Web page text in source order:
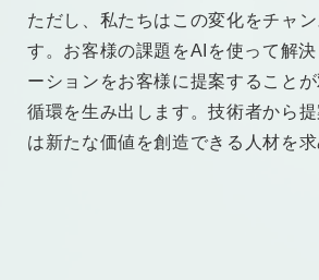
ただし、私たちはこの変化をチャ
す。お客様の課題をAIを使って解決
ーションをお客様に提案すること
循環を生み出します。技術者から
は新たな価値を創造できる人材を求